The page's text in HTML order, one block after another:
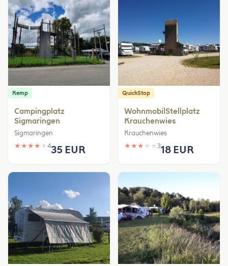
Kemp
Campingplatz
Sigmaringen
Sigmaringen
★ ★ ★ ★ ★ 435 EUR
QuickStop
WohnmobilStellplatz
Krauchenwies
Krauchenwies
★ ★ ★ ★ ★ 318 EUR